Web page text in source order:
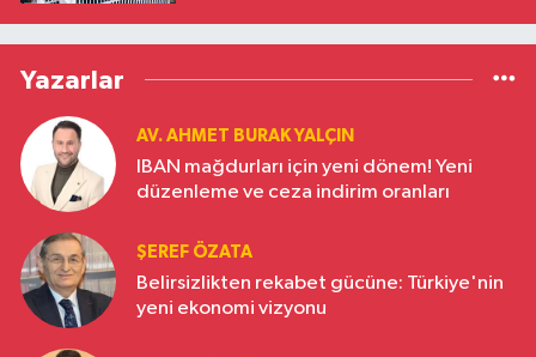
Yazarlar
AV. AHMET BURAK YALÇIN
IBAN mağdurları için yeni dönem! Yeni
düzenleme ve ceza indirim oranları
ŞEREF ÖZATA
Belirsizlikten rekabet gücüne: Türkiye'nin
yeni ekonomi vizyonu